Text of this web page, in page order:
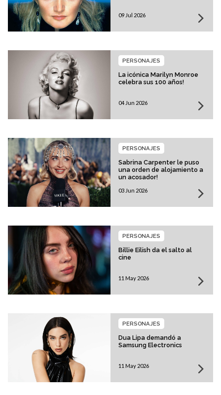
09 Jul 2026
La icónica Marilyn Monroe
celebra sus 100 años!
PERSONAJES
04 Jun 2026
Sabrina Carpenter le puso
una orden de alojamiento a
un acosador!
PERSONAJES
03 Jun 2026
Billie Eilish da el salto al
cine
PERSONAJES
11 May 2026
Dua Lipa demandó a
Samsung Electronics
PERSONAJES
11 May 2026